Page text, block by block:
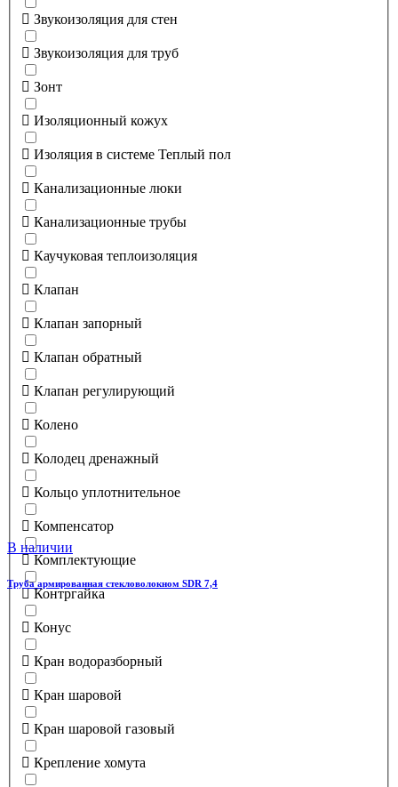
Звукоизоляция для стен
Звукоизоляция для труб
Зонт
Изоляционный кожух
Изоляция в системе Теплый пол
Канализационные люки
Канализационные трубы
Каучуковая теплоизоляция
Клапан
Клапан запорный
Клапан обратный
Клапан регулирующий
Колено
Колодец дренажный
Кольцо уплотнительное
Компенсатор
Комплектующие
Контргайка
Конус
Кран водоразборный
Кран шаровой
Кран шаровой газовый
Крепление хомута
В наличии
Труба армированная стекловолокном SDR 7,4